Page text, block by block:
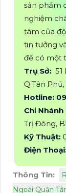
sản phẩm
nghiệm
tâm của
tin tưởng
để có một
Trụ Sở: 51
Q.Tân Phú,
Hotline:
Chi Nhánh
Trị Đông,
Kỹ Thuật:
Điện
Thông Tin:
Ngoài Quận